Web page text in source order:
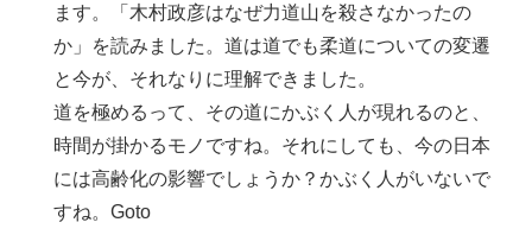
ます。「木村政彦はなぜ力道山を殺さなかったの
か」を読みました。道は道でも柔道についての変遷
と今が、それなりに理解できました。
道を極めるって、その道にかぶく人が現れるのと、
時間が掛かるモノですね。それにしても、今の日本
には高齢化の影響でしょうか？かぶく人がいないで
すね。Goto